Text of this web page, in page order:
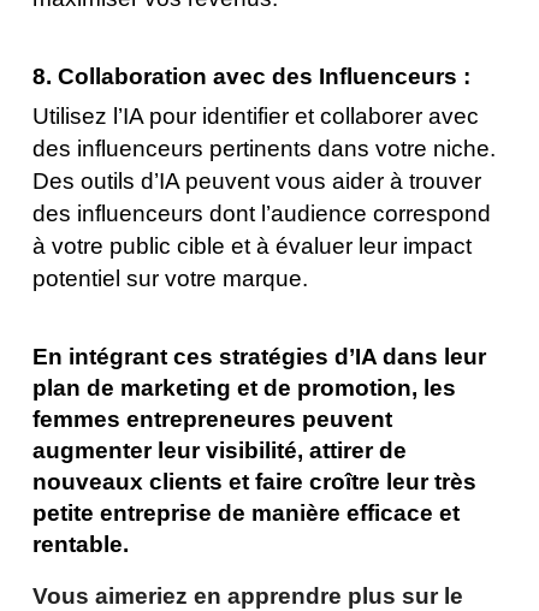
8. Collaboration avec des Influenceurs :
Utilisez l’IA pour identifier et collaborer avec
des influenceurs pertinents dans votre niche.
Des outils d’IA peuvent vous aider à trouver
des influenceurs dont l’audience correspond
à votre public cible et à évaluer leur impact
potentiel sur votre marque.
En intégrant ces stratégies d’IA dans leur
plan de marketing et de promotion, les
femmes entrepreneures peuvent
augmenter leur visibilité, attirer de
nouveaux clients et faire croître leur très
petite entreprise de manière efficace et
rentable.
Vous aimeriez en apprendre plus sur le